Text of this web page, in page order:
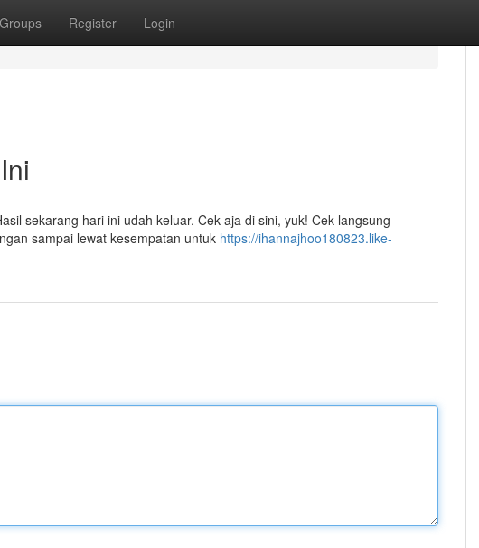
Groups Register Login
sekarang hari ini udah keluar. Cek aja di sini, yuk! Cek langsung
sampai lewat kesempatan untuk https://ihannajhoo180823.like-